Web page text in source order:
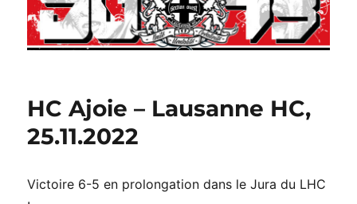
HC Ajoie – Lausanne HC,
25.11.2022
Victoire 6-5 en prolongation dans le Jura du LHC